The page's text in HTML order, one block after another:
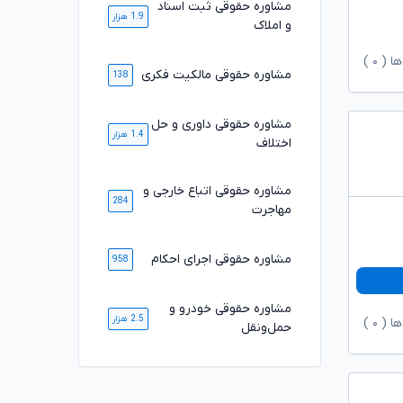
( ۰
( ۰
مشاوره حقوقی ثبت اسناد
و املاک
1.9 هزار
مشاوره حقوقی مالکیت فکری 138
مشاوره حقوقی داوری و حل
اختلاف
1.4 هزار
مشاوره حقوقی اتباع خارجی و
مهاجرت
284
مشاوره حقوقی اجرای احکام 958
مشاوره حقوقی خودرو و
حمل‌ونقل
2.5 هزار